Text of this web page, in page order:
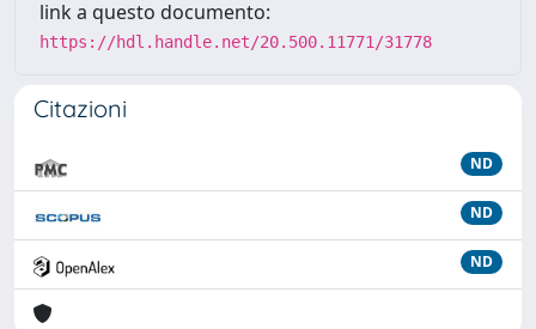
link a questo documento:
https://hdl.handle.net/20.500.11771/31778
Citazioni
ND
ND
ND